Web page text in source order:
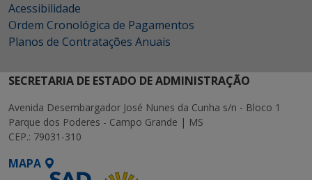
Acessibilidade
Ordem Cronológica de Pagamentos
Planos de Contratações Anuais
SECRETARIA DE ESTADO DE ADMINISTRAÇÃO
Avenida Desembargador José Nunes da Cunha s/n - Bloco 1
Parque dos Poderes - Campo Grande | MS
CEP.: 79031-310
MAPA